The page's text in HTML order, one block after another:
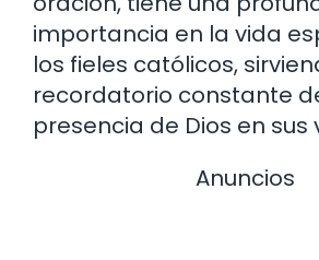
importancia en la vida
los fieles católicos,
recordatorio constante
presencia de Dios en sus
Anuncios